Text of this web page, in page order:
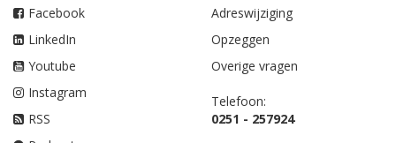
Facebook
LinkedIn
Youtube
Instagram
RSS
Adreswijziging
Opzeggen
Overige vragen
Telefoon:
0251 - 257924